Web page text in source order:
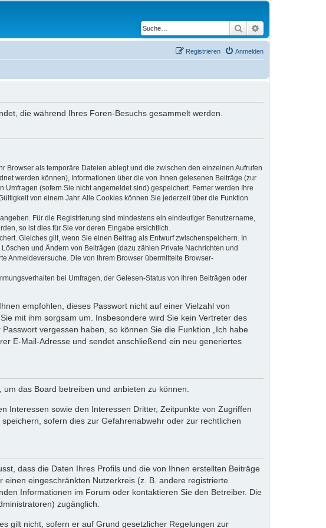
Suche
Anmelden
Registrieren
die während Ihres Foren-Besuchs gesammelt werden.
Browser als temporäre Dateien ablegt und die zwischen den einzelnen Aufrufen
werden können), Informationen über die von Ihnen gelesenen Beiträge (zur
(sofern Sie nicht angemeldet sind) gespeichert. Ferner werden Ihre
von einem Jahr. Alle Cookies können Sie jederzeit über die Funktion
Für die Registrierung sind mindestens ein eindeutiger Benutzername,
so ist dies für Sie vor deren Eingabe ersichtlich.
Gleiches gilt, wenn Sie einen Beitrag als Entwurf zwischenspeichern. In
und Ändern von Beiträgen (dazu zählen Private Nachrichten und
Anmeldeversuche. Die von Ihrem Browser übermittelte Browser-
bei Umfragen, der Gelesen-Status von Ihren Beiträgen oder
empfohlen, dieses Passwort nicht auf einer Vielzahl von
mit ihm sorgsam um. Insbesondere wird Sie kein Vertreter des
vergessen haben, so können Sie die Funktion „Ich habe
E-Mail-Adresse und sendet anschließend ein neu generiertes
das Board betreiben und anbieten zu können.
Interessen sowie den Interessen Dritter, Zeitpunkte von Zugriffen
sofern dies zur Gefahrenabwehr oder zur rechtlichen
dass die Daten Ihres Profils und die von Ihnen erstellten Beiträge
eingeschränkten Nutzerkreis (z. B. andere registrierte
Informationen im Forum oder kontaktieren Sie den Betreiber. Die
zugänglich.
gilt nicht, sofern er auf Grund gesetzlicher Regelungen zur